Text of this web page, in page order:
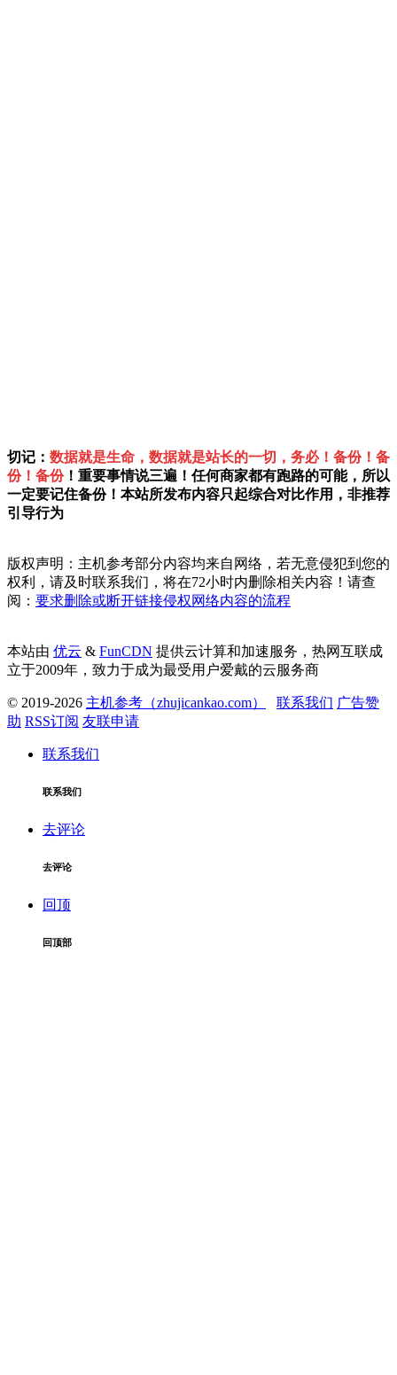
切记： 数据就是生命，数据就是站长的一切，务必！备份！备
份！备份！重要事情说三遍！任何商家都有跑路的可能，所以
一定要记住备份！本站所发布内容只起综合对比作用，非推荐
引导行为
版权声明：主机参考部分内容均来自网络，若无意侵犯到您的
权利，请及时联系我们，将在72小时内删除相关内容！请查
阅： 要求删除或断开链接侵权网络内容的流程
本站由 优云 & FunCDN 提供云计算和加速服务，热网互联成
立于2009年，致力于成为最受用户爱戴的云服务商
© 2019-2026 主机参考（zhujicankao.com） 联系我们 广告赞
助 RSS订阅 友联申请
联系我们
联系我们
去评论
去评论
回顶
回顶部